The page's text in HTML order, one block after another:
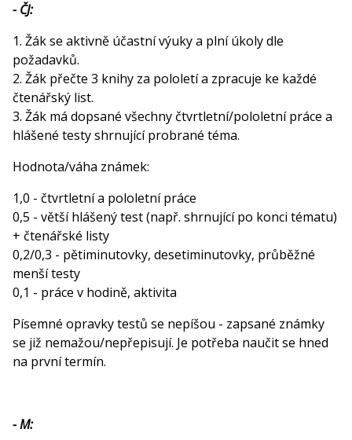
- ČJ:
1. Žák se aktivně účastní výuky a plní úkoly dle
požadavků.
2. Žák přečte 3 knihy za pololetí a zpracuje ke každé
čtenářský list.
3. Žák má dopsané všechny čtvrtletní/pololetní práce a
hlášené testy shrnující probrané téma.
Hodnota/váha známek:
1,0 - čtvrtletní a pololetní práce
0,5 - větší hlášený test (např. shrnující po konci tématu)
+ čtenářské listy
0,2/0,3 - pětiminutovky, desetiminutovky, průběžné
menší testy
0,1 - práce v hodině, aktivita
Písemné opravky testů se nepíšou - zapsané známky
se již nemažou/nepřepisují. Je potřeba naučit se hned
na první termín.
- M: